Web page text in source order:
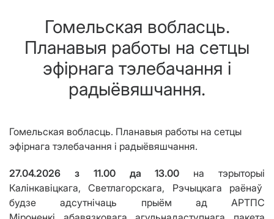
Гомельская вобласць.
Планавыя работы на сетцы
эфірнага тэлебачання і
радыёвяшчання.
Гомельская вобласць. Планавыя работы на сетцы
эфірнага тэлебачання і радыёвяшчання.
27.04.2026 з 11.00 да 13.00 на тэрыторыі
Калінкавіцкага, Светлагорскага, Рэчыцкага раёнаў
будзе адсутнічаць прыём ад АРТПС